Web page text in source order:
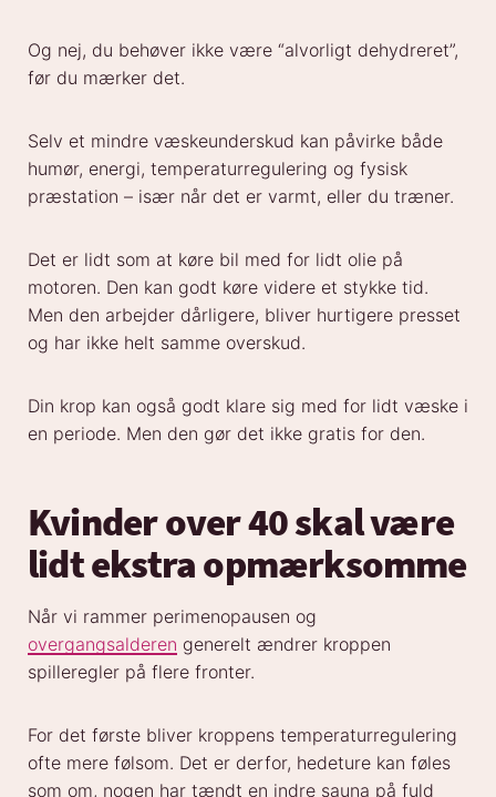
Og nej, du behøver ikke være “alvorligt dehydreret”,
før du mærker det.
Selv et mindre væskeunderskud kan påvirke både
humør, energi, temperaturregulering og fysisk
præstation – især når det er varmt, eller du træner.
Det er lidt som at køre bil med for lidt olie på
motoren. Den kan godt køre videre et stykke tid.
Men den arbejder dårligere, bliver hurtigere presset
og har ikke helt samme overskud.
Din krop kan også godt klare sig med for lidt væske i
en periode. Men den gør det ikke gratis for den.
Kvinder over 40 skal være
lidt ekstra opmærksomme
Når vi rammer perimenopausen og
overgangsalderen generelt ændrer kroppen
spilleregler på flere fronter.
For det første bliver kroppens temperaturregulering
ofte mere følsom. Det er derfor, hedeture kan føles
som om, nogen har tændt en indre sauna på fuld